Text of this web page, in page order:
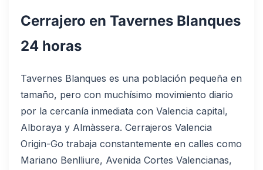
Cerrajero en Tavernes Blanques
24 horas
Tavernes Blanques es una población pequeña en
tamaño, pero con muchísimo movimiento diario
por la cercanía inmediata con Valencia capital,
Alboraya y Almàssera. Cerrajeros Valencia
Origin-Go trabaja constantemente en calles como
Mariano Benlliure, Avenida Cortes Valencianas,